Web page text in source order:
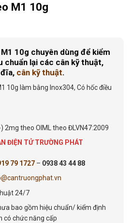
M1 10g
10g chuyên dùng để kiểm
chuẩn lại các cân kỹ thuật,
cân kỹ thuật.
10g làm bằng Inox304, Có hốc điều
2mg theo OIML theo ĐLVN47:2009
ĐIỆN TỬ TRƯỜNG PHÁT
79 1727 – 0938 43 44 88
24/7
bao gồm hiệu chuẩn/ kiểm định
có chức năng cấp